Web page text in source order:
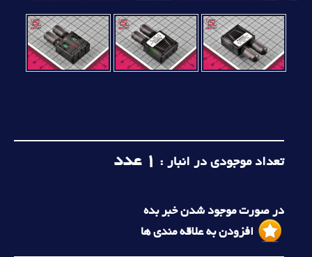
تعداد موجودی در انبار : 1 عدد
در صورت موجود شدن خبر بده
افزودن به علاقه مندی ها